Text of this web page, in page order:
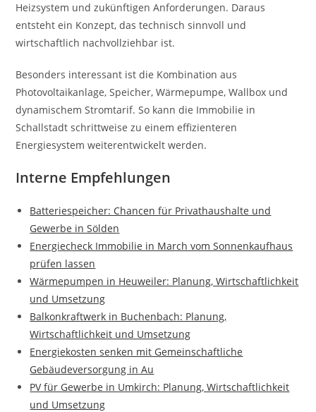
Heizsystem und zukünftigen Anforderungen. Daraus
entsteht ein Konzept, das technisch sinnvoll und
wirtschaftlich nachvollziehbar ist.
Besonders interessant ist die Kombination aus
Photovoltaikanlage, Speicher, Wärmepumpe, Wallbox und
dynamischem Stromtarif. So kann die Immobilie in
Schallstadt schrittweise zu einem effizienteren
Energiesystem weiterentwickelt werden.
Interne Empfehlungen
Batteriespeicher: Chancen für Privathaushalte und
Gewerbe in Sölden
Energiecheck Immobilie in March vom Sonnenkaufhaus
prüfen lassen
Wärmepumpen in Heuweiler: Planung, Wirtschaftlichkeit
und Umsetzung
Balkonkraftwerk in Buchenbach: Planung,
Wirtschaftlichkeit und Umsetzung
Energiekosten senken mit Gemeinschaftliche
Gebäudeversorgung in Au
PV für Gewerbe in Umkirch: Planung, Wirtschaftlichkeit
und Umsetzung